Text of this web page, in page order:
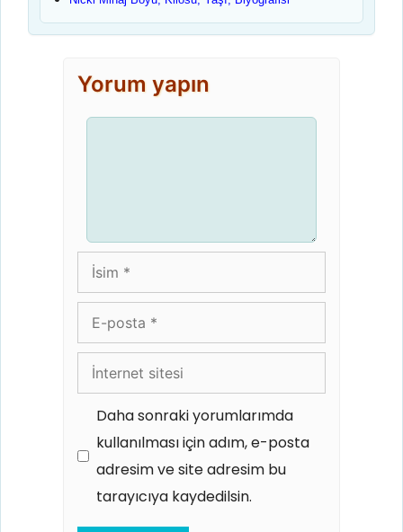
Yorum yapın
İsim
posta
İnternet
sitesi
Daha sonraki yorumlarımda
kullanılması için adım, e-posta
adresim ve site adresim bu
tarayıcıya kaydedilsin.